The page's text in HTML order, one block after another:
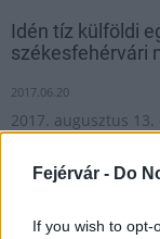
Fejérvár - Do
If you wish to
Idén tíz külföldi
székesfehérvári
2017.06.20
2017. augusztus
várják a
Nemzetközi